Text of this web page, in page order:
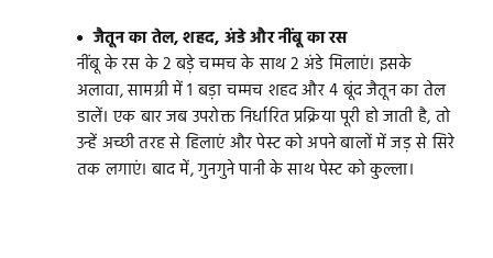
जैतून का तेल, शहद, अंडे और नींबू का रस
नींबू के रस के 2 बड़े चम्मच के साथ 2 अंडे मिलाएं। इसके
अलावा, सामग्री में 1 बड़ा चम्मच शहद और 4 बूंद जैतून का तेल
डालें। एक बार जब उपरोक्त निर्धारित प्रक्रिया पूरी हो जाती है, तो
उन्हें अच्छी तरह से हिलाएं और पेस्ट को अपने बालों में जड़ से सिरे
तक लगाएं। बाद में, गुनगुने पानी के साथ पेस्ट को कुल्ला।